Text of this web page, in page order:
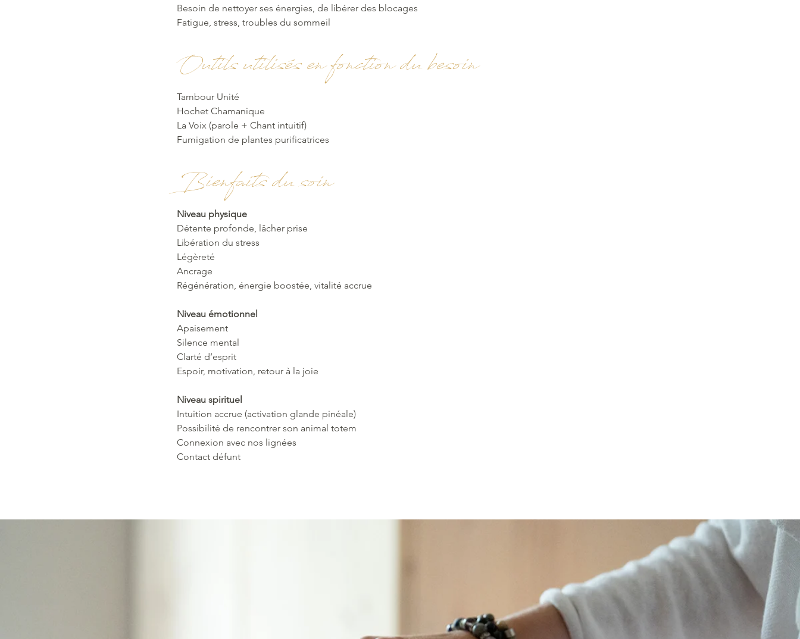
Besoin de nettoyer ses énergies, de libérer des blocages
Fatigue, stress, troubles du sommeil
Outils utilisés en fonction du besoin
Tambour Unité
Hochet Chamanique
La Voix (parole + Chant intuitif)
Fumigation de plantes purificatrices
Bienfaits du soin
Niveau physique
Détente profonde, lâcher prise
Libération du stress
Légèreté
Ancrage
Régénération, énergie boostée, vitalité accrue
Niveau émotionnel
Apaisement
Silence mental
Clarté d’esprit
Espoir, motivation, retour à la joie
Niveau spirituel
Intuition accrue (activation glande pinéale)
Possibilité de rencontrer son animal totem
Connexion avec nos lignées
Contact défunt